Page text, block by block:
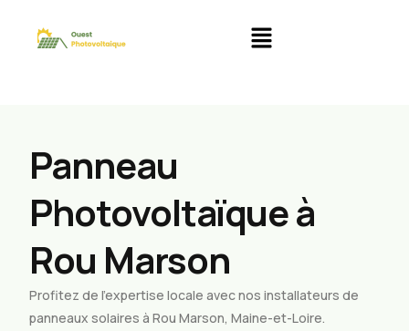
Panneau
Photovoltaïque à
Rou Marson
Profitez de l’expertise locale avec nos installateurs de
panneaux solaires à Rou Marson, Maine-et-Loire.